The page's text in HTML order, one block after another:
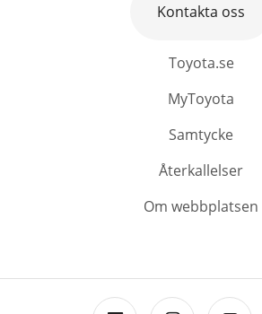
Toyota.se
MyToyota
Samtycke
Återkallelser
Om webbplatsen
Kontakta oss